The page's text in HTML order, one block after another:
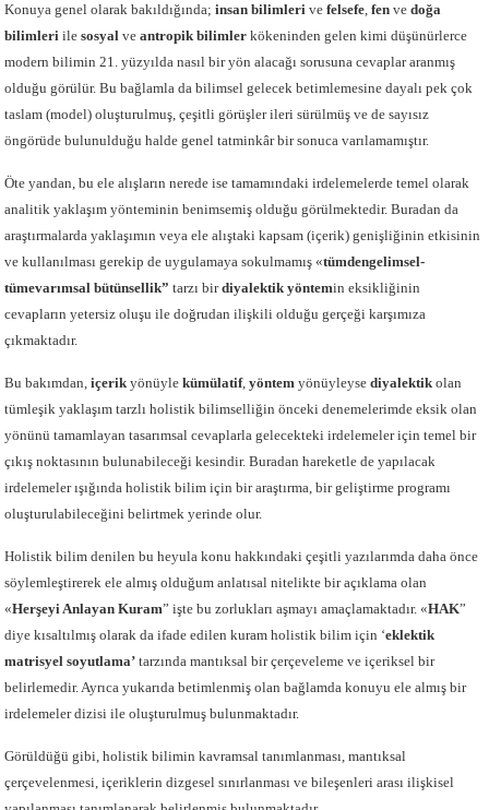
Konuya genel olarak bakıldığında;insan bilimlerivefelsefe,fenve doğa
bilimleri ilesosyalve antropik bilimler kökeninden gelen kimi düşünürlerce
modern bilimin 21. yüzyılda nasıl bir yön alacağı sorusuna cevaplar aranmış
olduğu görülür. Bu bağlamla da bilimsel gelecek betimlemesine dayalı pek çok
taslam (model) oluşturulmuş, çeşitli görüşler ileri sürülmüş ve de sayısız
öngörüde bulunulduğu halde genel tatminkâr bir sonuca varılamamıştır.
Öte yandan, bu ele alışların nerede ise tamamındaki irdelemelerde temel olarak
analitik yaklaşım yönteminin benimsemiş olduğu görülmektedir. Buradan da
araştırmalarda yaklaşımın veya ele alıştaki kapsam (içerik) genişliğinin etkisinin
ve kullanılması gerekip de uygulamaya sokulmamış «tümdengelimsel-
tümevarımsal bütünsellik”tarzı birdiyalektik yöntemin eksikliğinin
cevapların yetersiz oluşu ile doğrudan ilişkili olduğu gerçeği karşımıza
çıkmaktadır.
Bu bakımdan,içerik yönüylekümülatif,yöntem yönüyleysediyalektik olan
tümleşik yaklaşım tarzlı holistik bilimselliğin önceki denemelerimde eksik olan
yönünü tamamlayan tasarımsal cevaplarla gelecekteki irdelemeler için temel bir
çıkış noktasının bulunabileceği kesindir. Buradan hareketle de yapılacak
irdelemeler ışığında holistik bilim için bir araştırma, bir geliştirme programı
oluşturulabileceğini belirtmek yerinde olur.
Holistik bilim denilen bu heyula konu hakkındaki çeşitli yazılarımda daha önce
söylemleştirerek ele almış olduğum anlatısal nitelikte bir açıklama olan
«Herşeyi Anlayan Kuram” işte bu zorlukları aşmayı amaçlamaktadır. «HAK”
diye kısaltılmış olarak da ifade edilen kuram holistik bilim için ‘eklektik
matrisyel soyutlama’ tarzında mantıksal bir çerçeveleme ve içeriksel bir
belirlemedir. Ayrıca yukarıda betimlenmiş olan bağlamda konuyu ele almış bir
irdelemeler dizisi ile oluşturulmuş bulunmaktadır.
Görüldüğü gibi, holistik bilimin kavramsal tanımlanması, mantıksal
çerçevelenmesi, içeriklerin dizgesel sınırlanması ve bileşenleri arası ilişkisel